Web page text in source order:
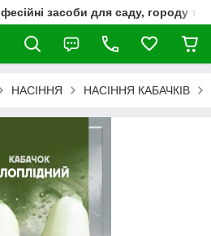
засоби для саду, городу та
НАСІННЯ НАСІННЯ КАБАЧКІВ